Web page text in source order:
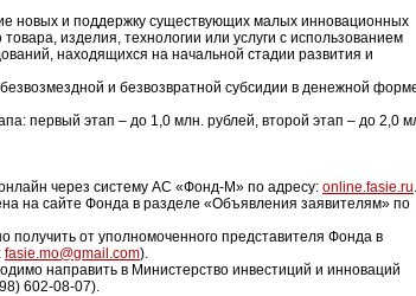
новых и поддержку существующих малых инновационных
изделия, технологии или услуги с использованием
находящихся на начальной стадии развития и
и безвозвратной субсидии в денежной
первый этап – до 1,0 млн. рублей, второй этап – до 2,0
через систему АС «Фонд-М» по адресу: online.fasie.ru.
на сайте Фонда в разделе «Объявления заявителям» по
от уполномоченного представителя Фонда в
fasie.mo@gmail.com).
направить в Министерство инвестиций и инноваций
602-08-07).